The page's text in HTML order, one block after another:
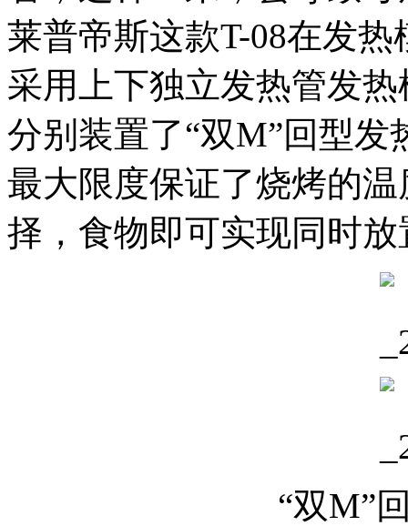
莱普帝斯这款T-08在发
采用上下独立发热管发
分别装置了“双M”回型
最大限度保证了烧烤的
择，食物即可实现同时
“双M”